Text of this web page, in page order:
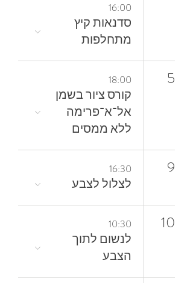
16:00
סדנאות קיץ
מתחלפות
5
18:00
קורס ציור בשמן
אל־א־פרימה
ללא ממסים
9
16:30
לצלול‭ ‬לצבע‭
10
10:30
‬הצבע